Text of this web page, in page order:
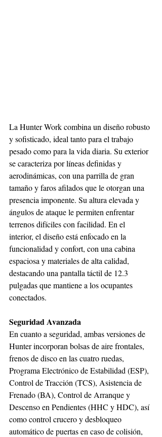
La Hunter Work combina un diseño robusto
y sofisticado, ideal tanto para el trabajo
pesado como para la vida diaria. Su exterior
se caracteriza por líneas definidas y
aerodinámicas, con una parrilla de gran
tamaño y faros afilados que le otorgan una
presencia imponente. Su altura elevada y
ángulos de ataque le permiten enfrentar
terrenos difíciles con facilidad. En el
interior, el diseño está enfocado en la
funcionalidad y confort, con una cabina
espaciosa y materiales de alta calidad,
destacando una pantalla táctil de 12.3
pulgadas que mantiene a los ocupantes
conectados.
Seguridad Avanzada
En cuanto a seguridad, ambas versiones de
Hunter incorporan bolsas de aire frontales,
frenos de disco en las cuatro ruedas,
Programa Electrónico de Estabilidad (ESP),
Control de Tracción (TCS), Asistencia de
Frenado (BA), Control de Arranque y
Descenso en Pendientes (HHC y HDC), así
como control crucero y desbloqueo
automático de puertas en caso de colisión,